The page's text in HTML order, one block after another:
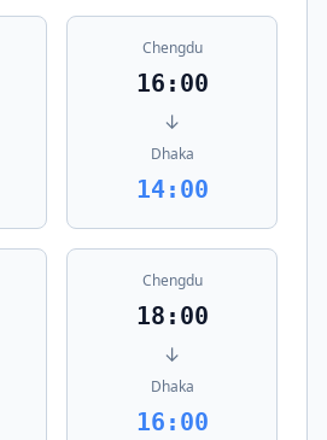
Chengdu
16:00
↓
Dhaka
14:00
Chengdu
18:00
↓
Dhaka
16:00